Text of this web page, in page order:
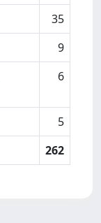
35
9
6
5
262